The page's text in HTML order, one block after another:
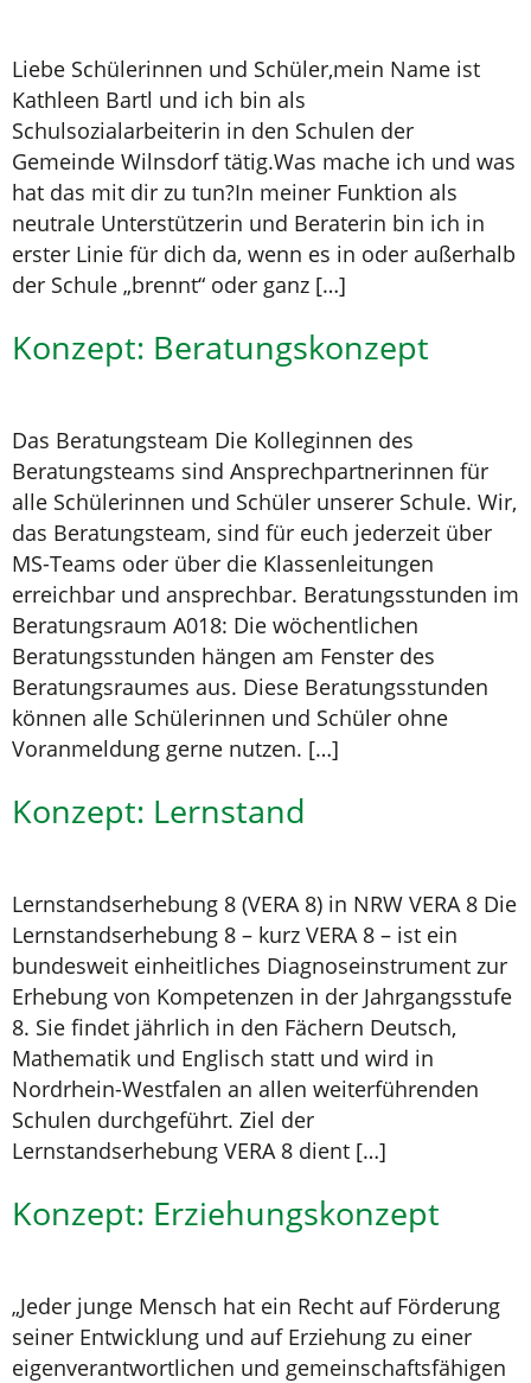
Liebe Schülerinnen und Schüler,mein Name ist
Kathleen Bartl und ich bin als
Schulsozialarbeiterin in den Schulen der
Gemeinde Wilnsdorf tätig.Was mache ich und was
hat das mit dir zu tun?In meiner Funktion als
neutrale Unterstützerin und Beraterin bin ich in
erster Linie für dich da, wenn es in oder außerhalb
der Schule „brennt“ oder ganz […]
Konzept: Beratungskonzept
Das Beratungsteam Die Kolleginnen des
Beratungsteams sind Ansprechpartnerinnen für
alle Schülerinnen und Schüler unserer Schule. Wir,
das Beratungsteam, sind für euch jederzeit über
MS-Teams oder über die Klassenleitungen
erreichbar und ansprechbar. Beratungsstunden im
Beratungsraum A018: Die wöchentlichen
Beratungsstunden hängen am Fenster des
Beratungsraumes aus. Diese Beratungsstunden
können alle Schülerinnen und Schüler ohne
Voranmeldung gerne nutzen. […]
Konzept: Lernstand
Lernstandserhebung 8 (VERA 8) in NRW VERA 8 Die
Lernstandserhebung 8 – kurz VERA 8 – ist ein
bundesweit einheitliches Diagnoseinstrument zur
Erhebung von Kompetenzen in der Jahrgangsstufe
8. Sie findet jährlich in den Fächern Deutsch,
Mathematik und Englisch statt und wird in
Nordrhein-Westfalen an allen weiterführenden
Schulen durchgeführt. Ziel der
Lernstandserhebung VERA 8 dient […]
Konzept: Erziehungskonzept
„Jeder junge Mensch hat ein Recht auf Förderung
seiner Entwicklung und auf Erziehung zu einer
eigenverantwortlichen und gemeinschaftsfähigen